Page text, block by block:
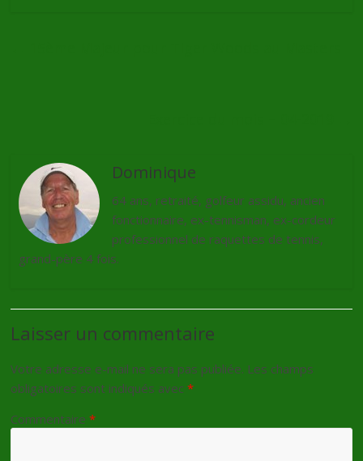
Dominique
64 ans, retraité, golfeur assidu, ancien
fonctionnaire, ex-tennisman, ex-cordeur
professionnel de raquettes de tennis,
grand-père 4 fois.
Laisser un commentaire
Votre adresse e-mail ne sera pas publiée. Les champs
obligatoires sont indiqués avec*
Commentaire*